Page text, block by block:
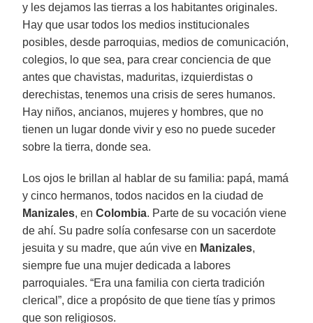
y les dejamos las tierras a los habitantes originales.
Hay que usar todos los medios institucionales
posibles, desde parroquias, medios de comunicación,
colegios, lo que sea, para crear conciencia de que
antes que chavistas, maduritas, izquierdistas o
derechistas, tenemos una crisis de seres humanos.
Hay niños, ancianos, mujeres y hombres, que no
tienen un lugar donde vivir y eso no puede suceder
sobre la tierra, donde sea.
Los ojos le brillan al hablar de su familia: papá, mamá
y cinco hermanos, todos nacidos en la ciudad de
Manizales, enColombia. Parte de su vocación viene
de ahí. Su padre solía confesarse con un sacerdote
jesuita y su madre, que aún vive en Manizales,
siempre fue una mujer dedicada a labores
parroquiales. “Era una familia con cierta tradición
clerical”, dice a propósito de que tiene tías y primos
que son religiosos.